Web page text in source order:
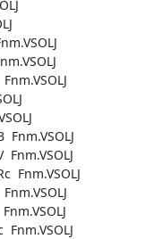
Fnm.VSOLJ
Fnm.VSOLJ
Fnm.VSOLJ
Fnm.VSOLJ